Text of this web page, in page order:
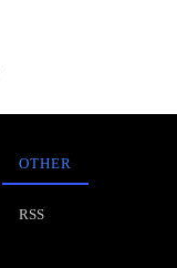
OTHER
RSS